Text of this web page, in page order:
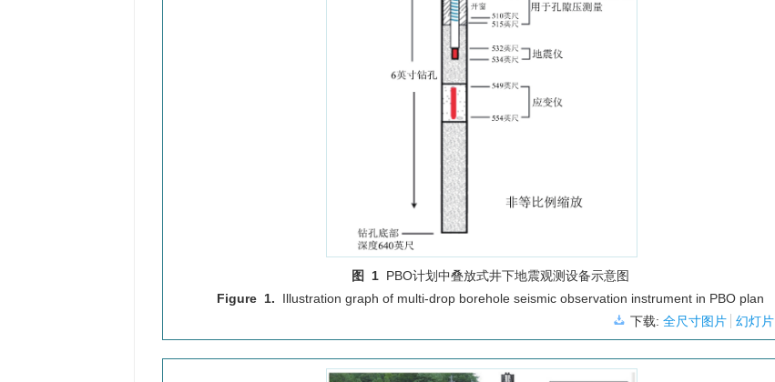
图 1 PBO计划中叠放式井下地震观测设备示意图
Figure 1.
Illustration graph of multi-drop borehole seismic observation instrument in PBO plan
下载:全尺寸图片 幻灯片